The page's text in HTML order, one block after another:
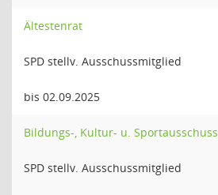
Ältestenrat
SPD stellv. Ausschussmitglied
bis 02.09.2025
Bildungs-, Kultur- u. Sportausschuss
SPD stellv. Ausschussmitglied